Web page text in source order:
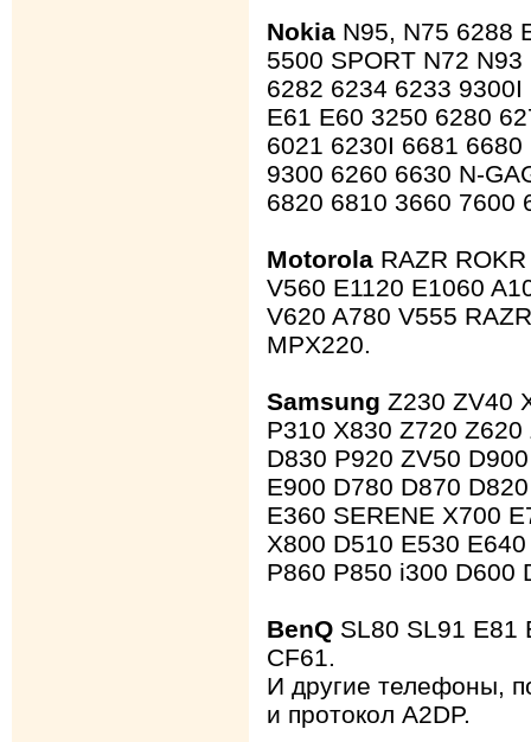
Nokia N95, N75 6288
5500 SPORT N72
6282 6234 6233
E61 E60 3250 6280
6021 6230I 6681
9300 6260 6630 N-
6820 6810 3660 7600
Motorola RAZR
V560 E1120 E1060
V620 A780 V555
MPX220.
Samsung Z230 ZV40
P310 X830 Z720
D830 P920 ZV50
E900 D780 D870
E360 SERENE X700
X800 D510 E530
P860 P850 i300 D600
BenQ SL80 SL91 E81
CF61.
И другие телефоны,
и протокол A2DP.